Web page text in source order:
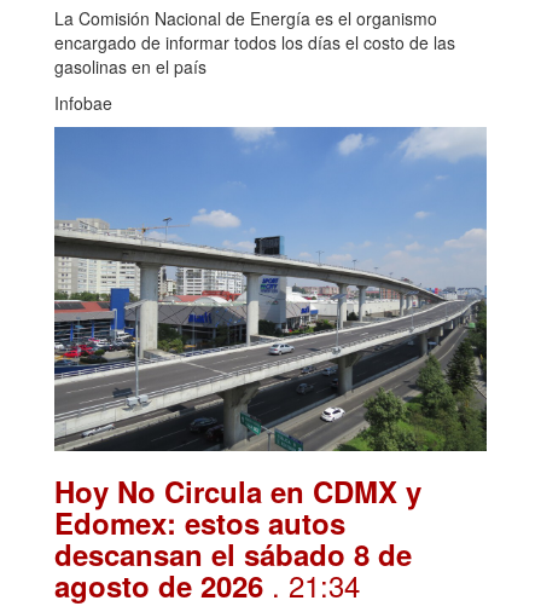
La Comisión Nacional de Energía es el organismo
encargado de informar todos los días el costo de las
gasolinas en el país
Infobae
Hoy No Circula en CDMX y
Edomex: estos autos
descansan el sábado 8 de
agosto de 2026 . 21:34